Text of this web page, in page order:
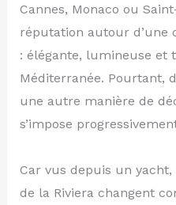
Cannes, Monaco ou
réputation autour d’une
: élégante, lumineuse et
Méditerranée. Pourtant,
une autre manière de
s’impose
Car vus depuis un
de la Riviera changent